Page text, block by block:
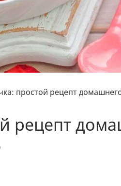
простой рецепт
рецепт